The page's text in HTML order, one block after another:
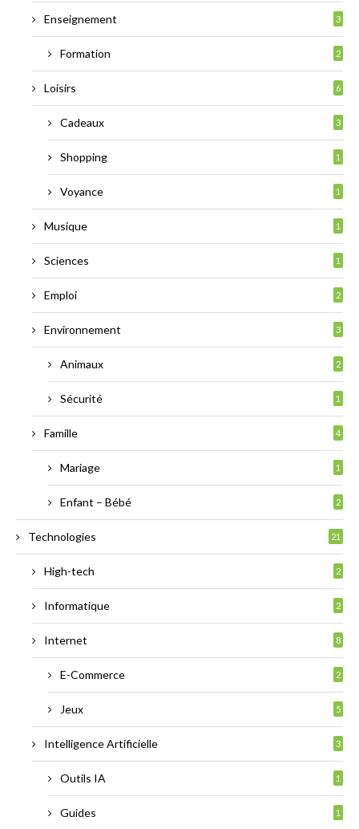
Enseignement 3
Formation 2
Loisirs 6
Cadeaux 3
Shopping 1
Voyance 1
Musique 1
Sciences 1
Emploi 2
Environnement 3
Animaux 2
Sécurité 1
Famille 4
Mariage 1
Enfant – Bébé 2
Technologies 21
High-tech 2
Informatique 2
Internet 8
E-Commerce 2
Jeux 5
Intelligence Artificielle 3
Outils IA 1
Guides 1